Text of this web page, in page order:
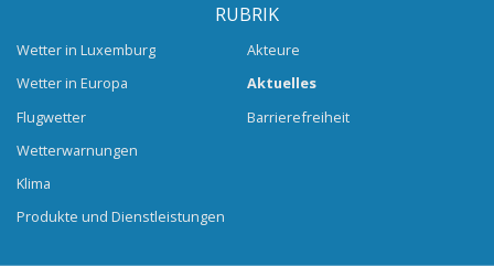
RUBRIK
Wetter in Luxemburg
Wetter in Europa
Flugwetter
Wetterwarnungen
Klima
Produkte und Dienstleistungen
Akteure
Aktuelles
Barrierefreiheit